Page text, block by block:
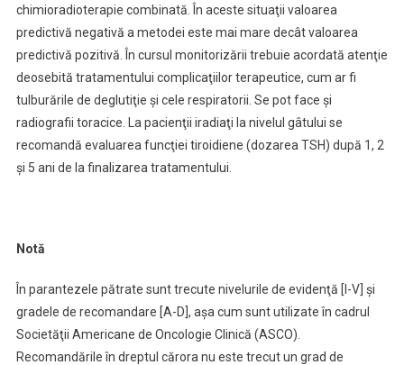
chimioradioterapie combinată. În aceste situaţii valoarea
predictivă negativă a metodei este mai mare decât valoarea
predictivă pozitivă. În cursul monitorizării trebuie acordată atenţie
deosebită tratamentului complicaţiilor terapeutice, cum ar fi
tulburările de deglutiţie şi cele respiratorii. Se pot face şi
radiografii toracice. La pacienţii iradiaţi la nivelul gâtului se
recomandă evaluarea funcţiei tiroidiene (dozarea TSH) după 1, 2
şi 5 ani de la finalizarea tratamentului.
Notă
În parantezele pătrate sunt trecute nivelurile de evidenţă [I-V] şi
gradele de recomandare [A-D], aşa cum sunt utilizate în cadrul
Societăţii Americane de Oncologie Clinică (ASCO).
Recomandările în dreptul cărora nu este trecut un grad de